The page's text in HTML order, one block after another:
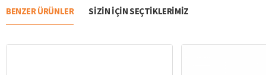
BENZER ÜRÜNLER SIZIN IÇIN SEÇTIKLERIMIZ